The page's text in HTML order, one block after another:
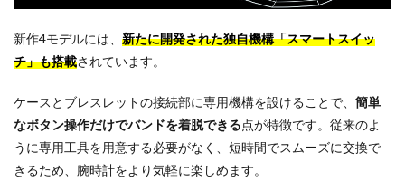
新作4モデルには、 新たに開発された独自機構「スマートスイッ
チ」も搭載されています。
ケースとブレスレットの接続部に専用機構を設けることで、 簡単
なボタン操作だけでバンドを着脱できる点が特徴です。従来のよ
うに専用工具を用意する必要がなく、短時間でスムーズに交換で
きるため、腕時計をより気軽に楽しめます。